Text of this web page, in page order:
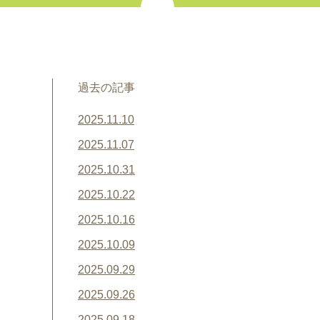
過去の記事
2025.11.10
2025.11.07
2025.10.31
2025.10.22
2025.10.16
2025.10.09
2025.09.29
2025.09.26